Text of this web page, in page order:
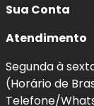
Sua Conta
Atendimento
Segunda à
(Horário de
Telefone/